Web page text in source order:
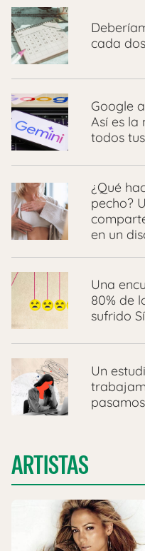
cada
Google
Así es la
todos
¿Qué
pecho?
en un
Una
80% de
sufrido
Un
ARTISTAS